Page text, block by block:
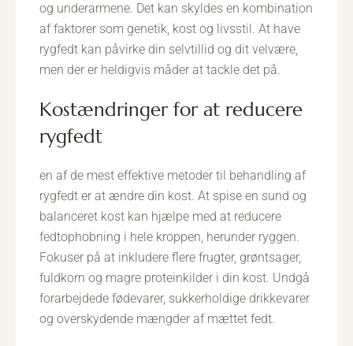
og underarmene. Det kan skyldes en kombination
af faktorer som genetik, kost og livsstil. At have
rygfedt kan påvirke din selvtillid og dit velvære,
men der er heldigvis måder at tackle det på.
kostændringer for at reducere
rygfedt
en af de mest effektive metoder til behandling af
rygfedt er at ændre din kost. At spise en sund og
balanceret kost kan hjælpe med at reducere
fedtophobning i hele kroppen, herunder ryggen.
Fokuser på at inkludere flere frugter, grøntsager,
fuldkorn og magre proteinkilder i din kost. Undgå
forarbejdede fødevarer, sukkerholdige drikkevarer
og overskydende mængder af mættet fedt.